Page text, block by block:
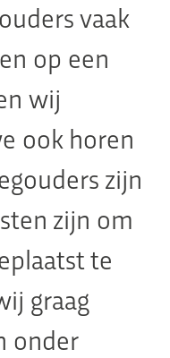
vaak
op een
wij
ook horen
zijn
zijn om
te
graag
onder